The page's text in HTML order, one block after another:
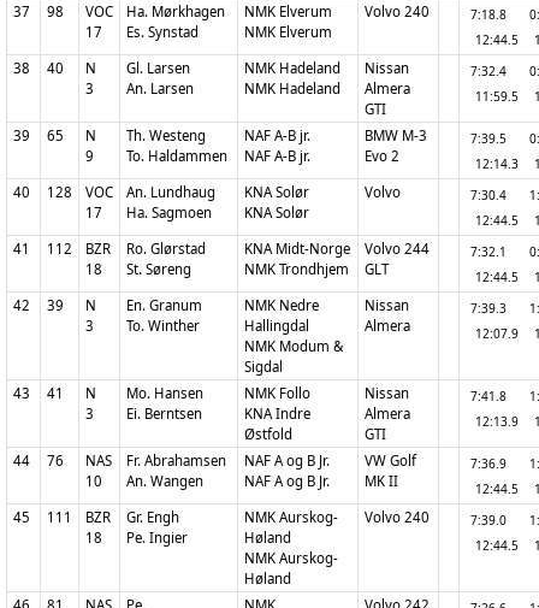
37 98
VOC
17
Ha. Mørkhagen
Es. Synstad
NMK Elverum
NMK Elverum
Volvo 240 7:18.8
12:44.5
38 40
N
3
Gl. Larsen
An. Larsen
NMK Hadeland
NMK Hadeland
Nissan
Almera
GTI
7:32.4
11:59.5
39 65
N
9
Th. Westeng
To. Haldammen
NAF A-B jr.
NAF A-B jr.
BMW M-3
Evo 2
7:39.5
12:14.3
40 128
VOC
17
An. Lundhaug
Ha. Sagmoen
KNA Solør
KNA Solør
Volvo 7:30.4
12:44.5
41 112
BZR
18
Ro. Glørstad
St. Søreng
KNA Midt-Norge
NMK Trondhjem
Volvo 244
GLT
7:32.1
12:44.5
42 39
N
3
En. Granum
To. Winther
NMK Nedre
Hallingdal
NMK Modum &
Sigdal
Nissan
Almera
7:39.3
12:07.9
43 41
N
3
Mo. Hansen
Ei. Berntsen
NMK Follo
KNA Indre
Østfold
Nissan
Almera
GTI
7:41.8
12:13.9
44 76
NAS
10
Fr. Abrahamsen
An. Wangen
NAF A og B Jr.
NAF A og B Jr.
VW Golf
MK II
7:36.9
12:44.5
45 111
BZR
18
Gr. Engh
Pe. Ingier
NMK Aurskog-
Høland
NMK Aurskog-
Høland
Volvo 240 7:39.0
12:44.5